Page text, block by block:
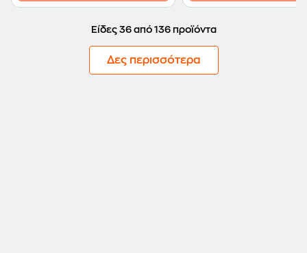
Είδες 36 από 136 προϊόντα
Δες περισσότερα